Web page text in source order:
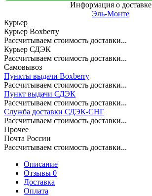
Информация о доставке
Эль-Монте
Курьер
Курьер Boxberry
Рассчитываем стоимость доставки...
Курьер СДЭК
Рассчитываем стоимость доставки...
Самовывоз
Пункты выдачи Boxberry
Рассчитываем стоимость доставки...
Пункт выдачи СДЭК
Рассчитываем стоимость доставки...
Служба доставки СДЭК-СНГ
Рассчитываем стоимость доставки...
Прочее
Почта России
Рассчитываем стоимость доставки...
Описание
Отзывы 0
Доставка
Оплата